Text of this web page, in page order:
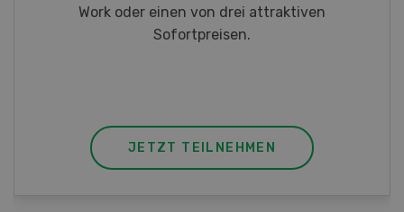
Taschenmessern
JETZT TEILNEHMEN